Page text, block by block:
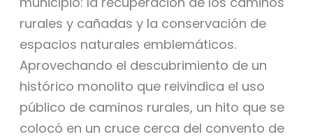
rurales y cañadas y la conservación de
espacios naturales emblemáticos.
Aprovechando el descubrimiento de un
histórico monolito que reivindica el uso
público de caminos rurales, un hito que se
colocó en un cruce cerca del convento de